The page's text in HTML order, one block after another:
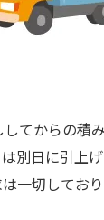
てからの積
別日に引上
一切してお